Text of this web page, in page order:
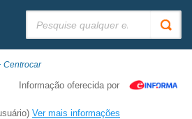
Centrocar
Informação oferecida por
Ver mais informações